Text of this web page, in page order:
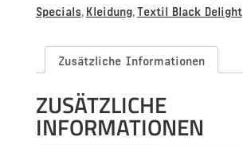
Specials, Kleidung,Textil Black Delight
Zusätzliche Informationen
ZUSÄTZLICHE
INFORMATIONEN